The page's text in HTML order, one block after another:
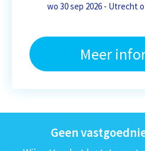
wo 30 sep 2026 - Utrecht
Meer
Geen